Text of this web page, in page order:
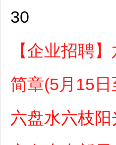
30
【企业招聘
简章(5月15
六盘水六枝